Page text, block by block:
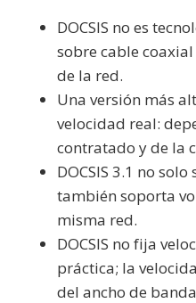
DOCSIS no es
sobre cable
de la red.
Una versión más
velocidad real:
contratado y de la
DOCSIS 3.1 no
también soporta
misma red.
DOCSIS no fija
práctica; la
del ancho de